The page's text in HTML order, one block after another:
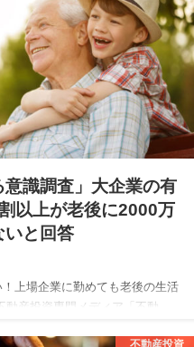
意識調査」大企業の有
以上が老後に2000万
いと回答
上場企業に勤めても老後の生活
動産投資専門メディア「不動
不動産投資